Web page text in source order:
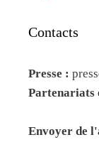
Contacts
Presse :
Partenariats
Envoyer de